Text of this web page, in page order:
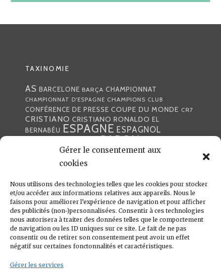
Gérer le consentement aux
cookies
Nous utilisons des technologies telles que les cookies pour stocker
et/ou accéder aux informations relatives aux appareils. Nous le
faisons pour améliorer l’expérience de navigation et pour afficher
des publicités (non-)personnalisées. Consentir à ces technologies
nous autorisera à traiter des données telles que le comportement
de navigation ou les ID uniques sur ce site. Le fait de ne pas
consentir ou de retirer son consentement peut avoir un effet
négatif sur certaines fonctonnalités et caractéristiques.
Gérer les services
TAXINOMIE
AS BARCELONE BARÇA CHAMPIONNAT
CHAMPIONNAT D'ESPAGNE CHAMPIONS CLUB
CONFÉRENCE DE PRESSE COUPE DU MONDE CR7
CRISTIANO CRISTIANO RONALDO EL
BERNABÉU ESPAGNE ESPAGNOL
GABON
JULEN LOPETEGUI KARIM BENZÉMA
LIGUE DES CHAMPIONS
MADRILÈNES MARCA MARCELO MERCATO
MERENGUE MERENGUES PORTUGAL PRESSE
PRESSE MADRILÈNEREALREAL
MADRID RONALDO SANTIAGO SOLARI
UEFA ZIDANE ZINÉDINE ZINÉDINE ZIDANE
LIENS UTILES